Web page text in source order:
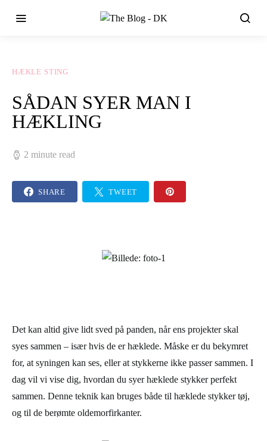
HÆKLE STING
SÅDAN SYER MAN I
HÆKLING
2 minute read
SHARE TWEET
Det kan altid give lidt sved på panden, når ens projekter skal
syes sammen – især hvis de er hæklede. Måske er du bekymret
for, at syningen kan ses, eller at stykkerne ikke passer sammen. I
dag vil vi vise dig, hvordan du syer hæklede stykker perfekt
sammen. Denne teknik kan bruges både til hæklede stykker tøj,
og til de berømte oldemorfirkanter.